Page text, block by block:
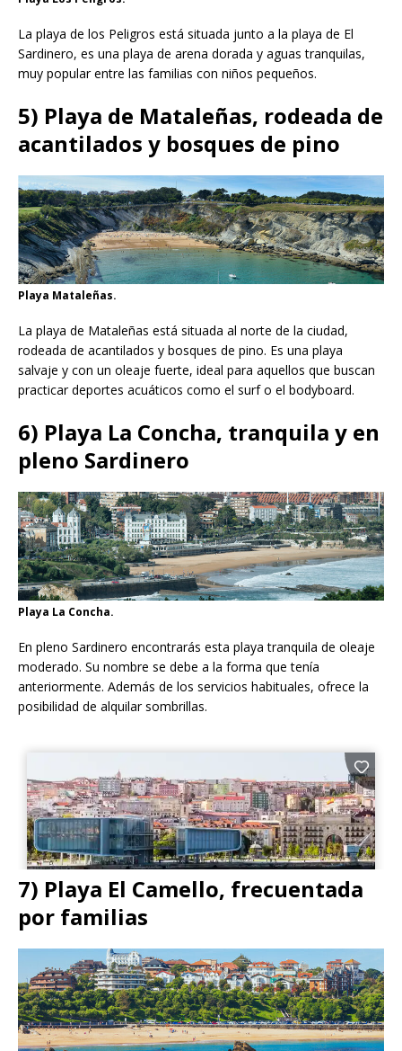
La playa de los Peligros está situada junto a la playa de El
Sardinero, es una playa de arena dorada y aguas tranquilas,
muy popular entre las familias con niños pequeños.
5) Playa de Mataleñas, rodeada de
acantilados y bosques de pino
Playa Mataleñas.
La playa de Mataleñas está situada al norte de la ciudad,
rodeada de acantilados y bosques de pino. Es una playa
salvaje y con un oleaje fuerte, ideal para aquellos que buscan
practicar deportes acuáticos como el surf o el bodyboard.
6) Playa La Concha, tranquila y en
pleno Sardinero
Playa La Concha.
En pleno Sardinero encontrarás esta playa tranquila de oleaje
moderado. Su nombre se debe a la forma que tenía
anteriormente. Además de los servicios habituales, ofrece la
posibilidad de alquilar sombrillas.
7) Playa El Camello, frecuentada
por familias